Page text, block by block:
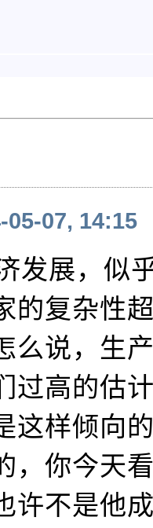
05-07, 14:15
发展，似
的复杂性
么说，生
过高的估
这样倾向
，你今天
许不是他